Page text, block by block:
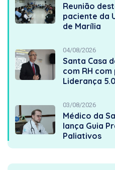
Reunião
paciente da
de Marília
04/08/2026
Santa Casa
com RH
Liderança
03/08/2026
Médico da
lança Guia
Paliativos